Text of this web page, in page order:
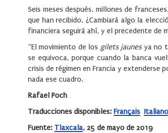
Seis meses después, millones de
que han recibido. ¿Cambiará algo la
financiera seguirá ahí, y el precedente de
“El movimiento de los gilets jaunesya no
se equivoca, porque cuando la banca
crisis de régimen en Francia y
nada ese cuadro.
Rafael Poch
Traducciones disponibles: Français Italiano
Fuente: Tlaxcala, 25 de mayo de 2019